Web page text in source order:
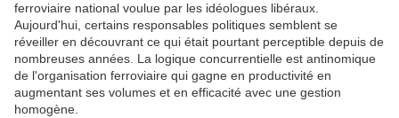
ferroviaire national voulue par les idéologues libéraux.
Aujourd'hui, certains responsables politiques semblent se
réveiller en découvrant ce qui était pourtant perceptible depuis de
nombreuses années. La logique concurrentielle est antinomique
de l'organisation ferroviaire qui gagne en productivité en
augmentant ses volumes et en efficacité avec une gestion
homogène.